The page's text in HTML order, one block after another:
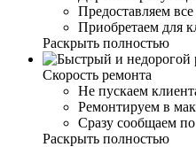
Предоставляем
Приобретаем для
Раскрыть полностью
Скорость ремонта
Не пускаем
Ремонтируем в
Сразу сообщаем по
Раскрыть полностью